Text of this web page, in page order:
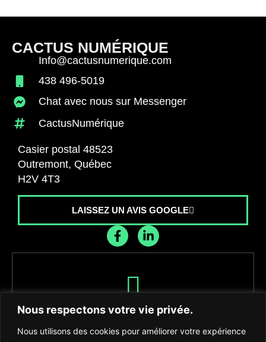
Nous respectons votre vie privée.
Nous utilisons des cookies pour améliorer votre expérience
CACTUS NUMÉRIQUE
Info@cactusnumerique.com
438 496-5019
Chat avec nous sur Messenger
CactusNumérique
Casier postal 48523
Outremont, Québec
H2V 4T3
LAISSEZ UN AVIS GOOGLE
Recevez les dernières nouvelles de